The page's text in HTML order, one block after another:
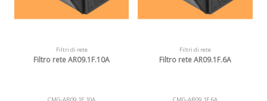
Filtri di rete
Filtro rete AR09.1F.10A
CMG-AR09.1F.10A
Filtri di rete
Filtro rete AR09.1F.6A
CMG-AR09.1F.6A